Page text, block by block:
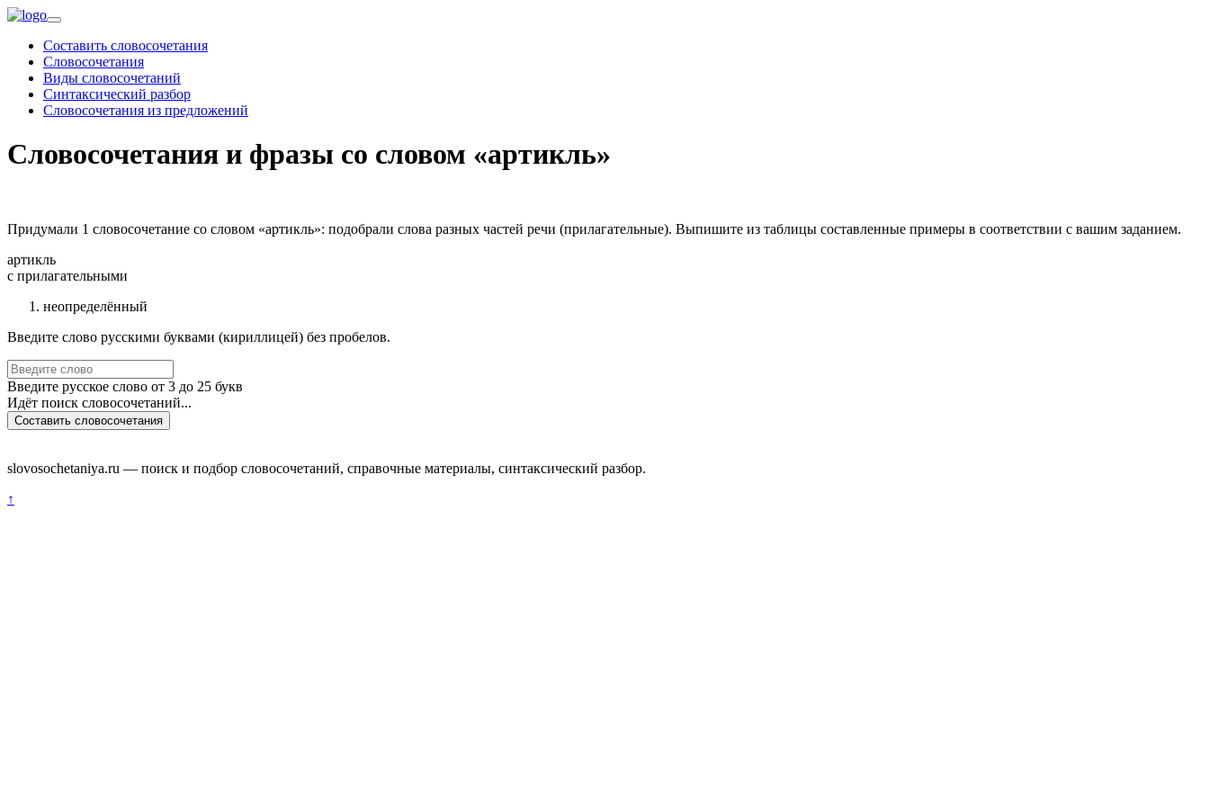
Составить словосочетания
Словосочетания
Виды словосочетаний
Синтаксический разбор
Словосочетания из предложений
Словосочетания и фразы со словом «артикль»
Придумали 1 словосочетание со словом «артикль»: подобрали слова разных частей речи (прилагательные). Выпишите из таблицы составленные примеры в соответствии с вашим заданием.
артикль
c прилагательными
неопределённый
Введите слово русскими буквами (кириллицей) без пробелов.
Введите русское слово от 3 до 25 букв
Идёт поиск словосочетаний...
Составить словосочетания
slovosochetaniya.ru — поиск и подбор словосочетаний, справочные материалы, синтаксический разбор.
↑